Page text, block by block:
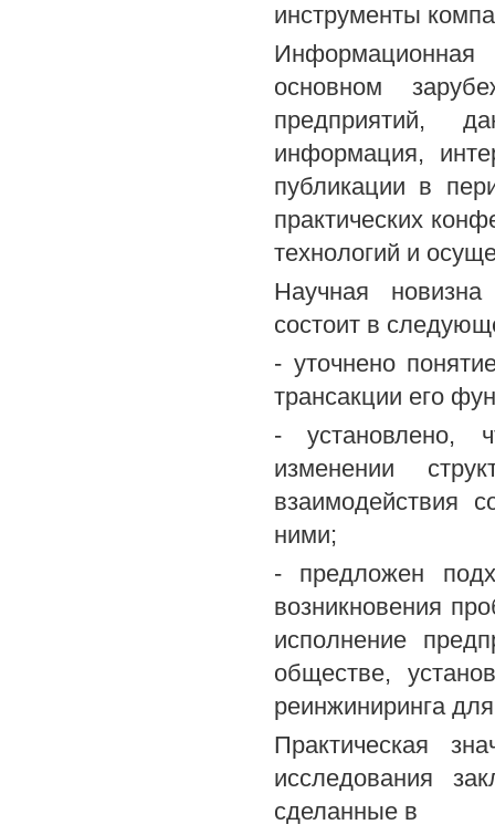
инструменты
Информационная
основном
предприятий,
информация,
публикации в
практических
технологий и
Научная
состоит в
- уточнено
трансакции его
- установлено,
изменении
взаимодействия
ними;
- предложен
возникновения
исполнение
обществе,
реинжиниринга
Практическая
исследования
сделанные в